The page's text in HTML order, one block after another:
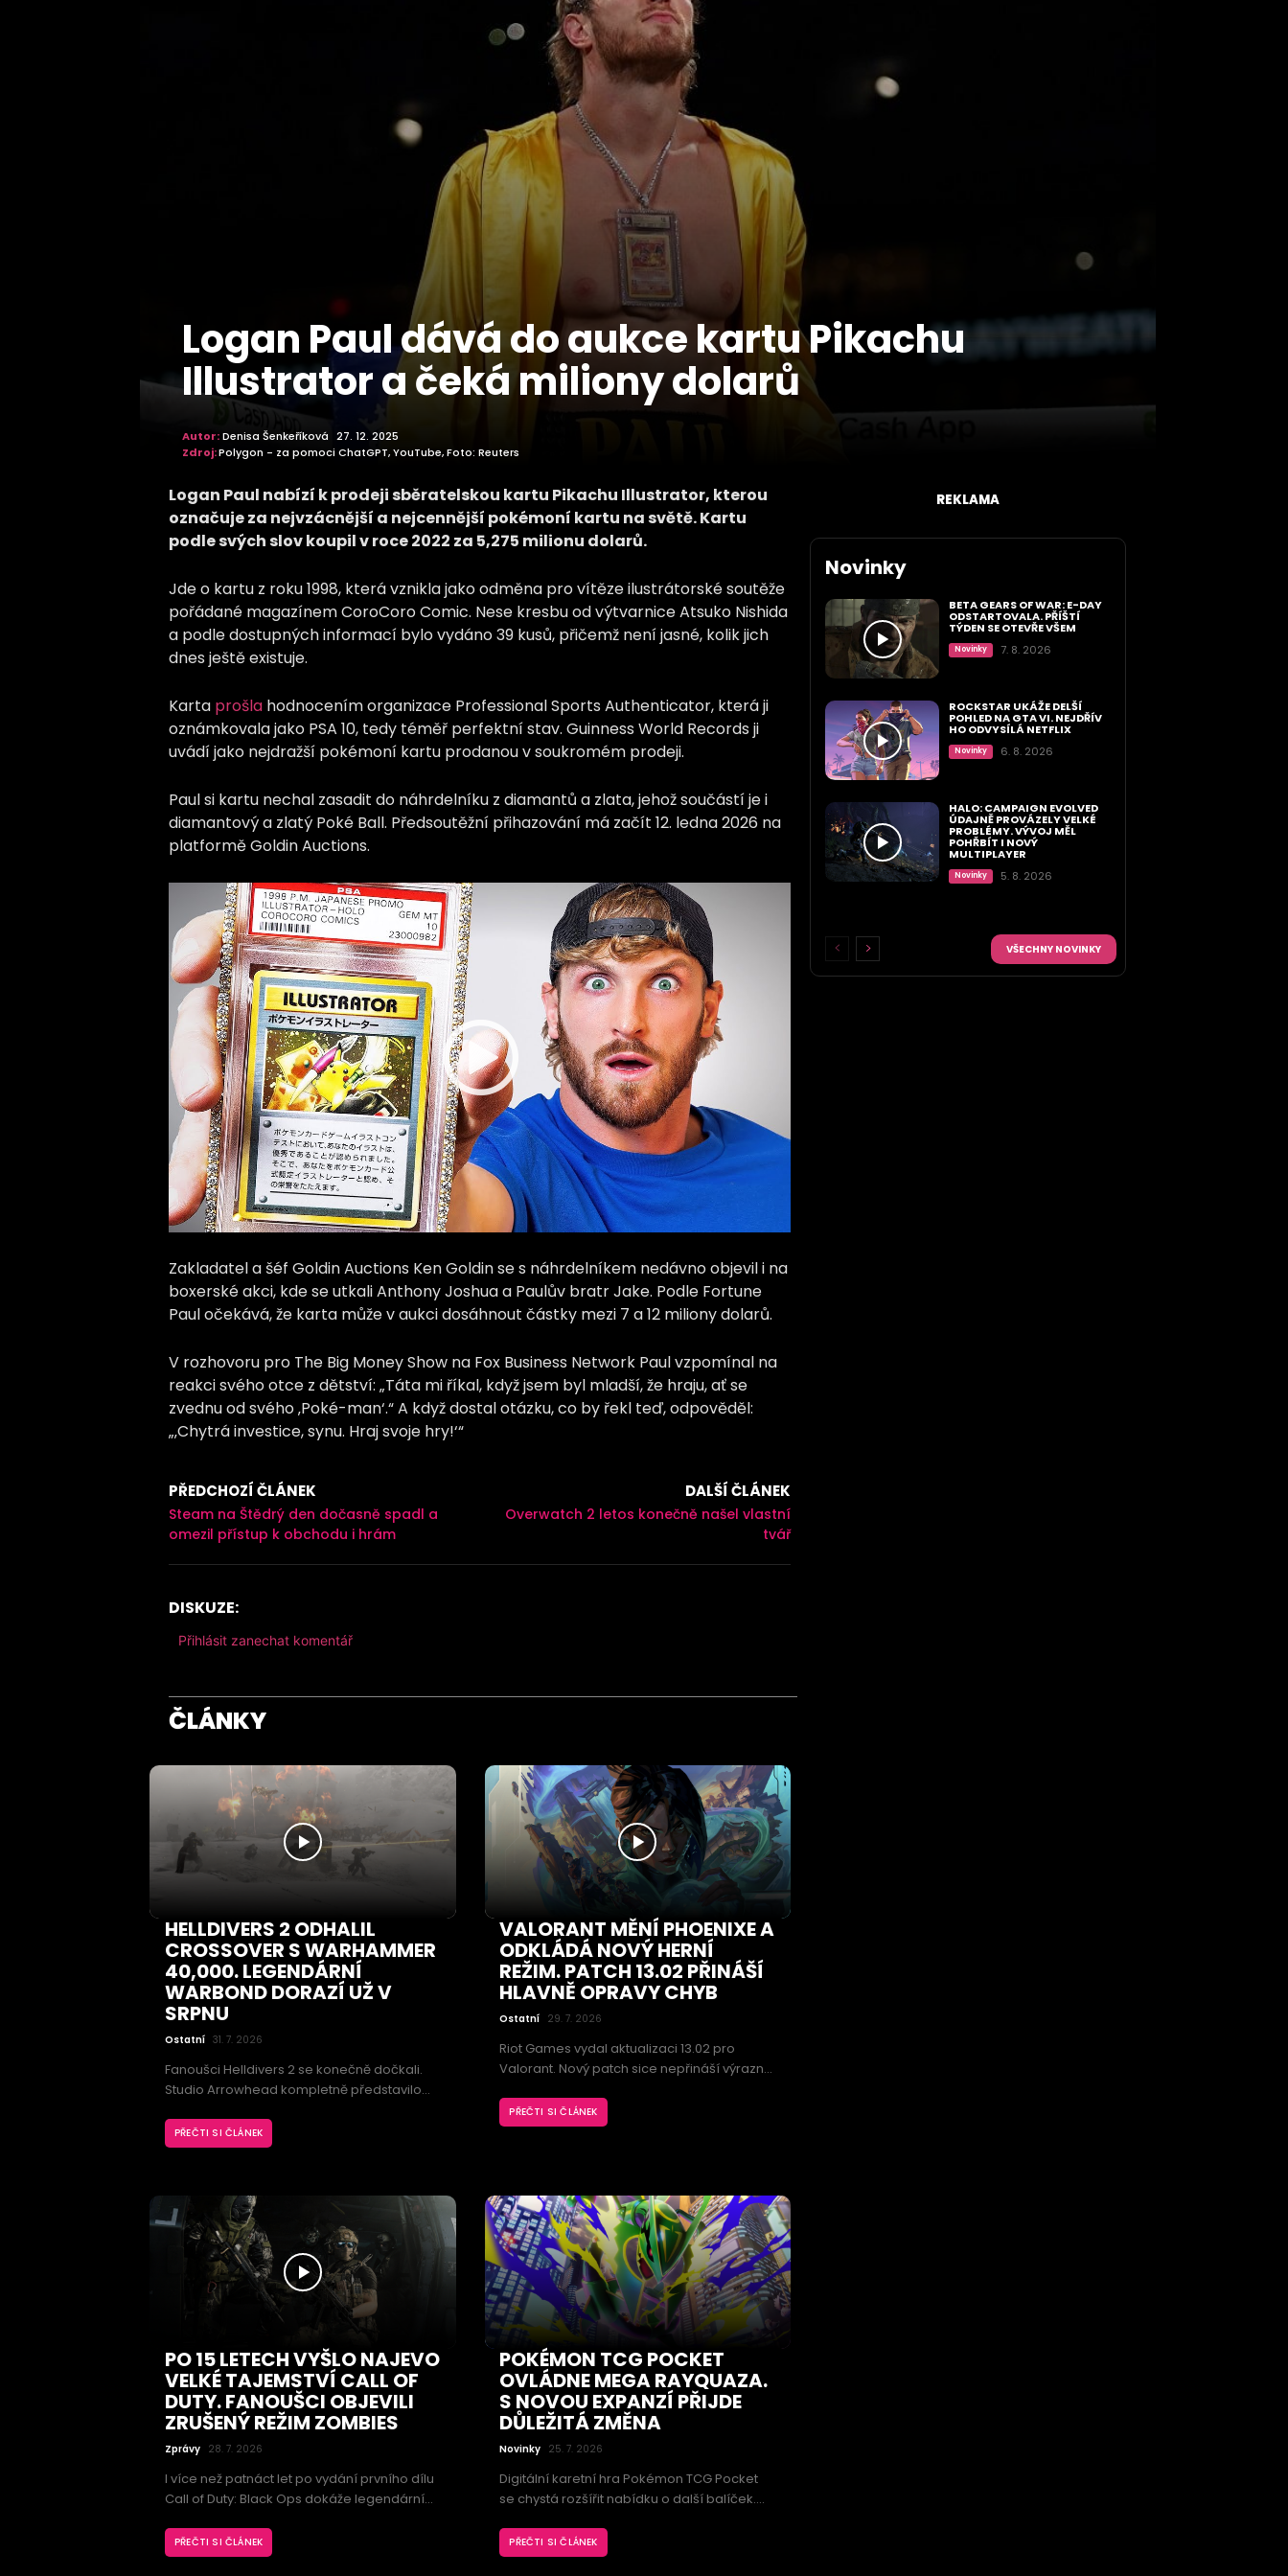
Logan Paul dává do aukce kartu Pikachu
Illustrator a čeká miliony dolarů
Autor:Denisa Šenkeříková 27. 12. 2025
Zdroj:Polygon - za pomoci ChatGPT, YouTube, Foto: Reuters
Logan Paul nabízí k prodeji sběratelskou kartu Pikachu Illustrator, kterou
označuje za nejvzácnější a nejcennější pokémoní kartu na světě. Kartu
podle svých slov koupil v roce 2022 za 5,275 milionu dolarů.
Jde o kartu z roku 1998, která vznikla jako odměna pro vítěze ilustrátorské soutěže
pořádané magazínem CoroCoro Comic. Nese kresbu od výtvarnice Atsuko Nishida
a podle dostupných informací bylo vydáno 39 kusů, přičemž není jasné, kolik jich
dnes ještě existuje.
Karta prošla hodnocením organizace Professional Sports Authenticator, která ji
oznámkovala jako PSA 10, tedy téměř perfektní stav. Guinness World Records ji
uvádí jako nejdražší pokémoní kartu prodanou v soukromém prodeji.
Paul si kartu nechal zasadit do náhrdelníku z diamantů a zlata, jehož součástí je i
diamantový a zlatý Poké Ball. Předsoutěžní přihazování má začít 12. ledna 2026 na
platformě Goldin Auctions.
Zakladatel a šéf Goldin Auctions Ken Goldin se s náhrdelníkem nedávno objevil i na
boxerské akci, kde se utkali Anthony Joshua a Paulův bratr Jake. Podle Fortune
Paul očekává, že karta může v aukci dosáhnout částky mezi 7 a 12 miliony dolarů.
V rozhovoru pro The Big Money Show na Fox Business Network Paul vzpomínal na
reakci svého otce z dětství: „Táta mi říkal, když jsem byl mladší, že hraju, ať se
zvednu od svého ‚Poké-man‘.“ A když dostal otázku, co by řekl teď, odpověděl:
„‚Chytrá investice, synu. Hraj svoje hry!‘“
PŘEDCHOZÍ ČLÁNEK
Steam na Štědrý den dočasně spadl a
omezil přístup k obchodu i hrám
DALŠÍ ČLÁNEK
Overwatch 2 letos konečně našel vlastní
tvář
DISKUZE:
Přihlásit zanechat komentář
ČLÁNKY
HELLDIVERS 2 ODHALIL
CROSSOVER S WARHAMMER
40,000. LEGENDÁRNÍ
WARBOND DORAZÍ UŽ V
SRPNU
Ostatní 31. 7. 2026
Fanoušci Helldivers 2 se konečně dočkali.
Studio Arrowhead kompletně představilo
Warhammer 40,000, který přinese nový
Legendary Warbond nazvaný Castellan's
stratagem inspirovaný elitními jednotkami
Cadian Kasrkin.
PŘEČTI SI ČLÁNEK
VALORANT MĚNÍ PHOENIXE A
ODKLÁDÁ NOVÝ HERNÍ
REŽIM. PATCH 13.02 PŘINÁŠÍ
HLAVNĚ OPRAVY CHYB
Ostatní 29. 7. 2026
Riot Games vydal aktualizaci 13.02 pro
Valorant. Nový patch sice nepřináší výrazné
důležitou úpravu oblíbeného agenta
Phoenixe. Fanoušky navíc zklamalo
PŘEČTI SI ČLÁNEK
PO 15 LETECH VYŠLO NAJEVO
VELKÉ TAJEMSTVÍ CALL OF
DUTY. FANOUŠCI OBJEVILI
ZRUŠENÝ REŽIM ZOMBIES
Zprávy 28. 7. 2026
I více než patnáct let po vydání prvního dílu
Call of Duty: Black Ops dokáže legendární
dosud neznámý herní režim Zombies, který
se do finální verze nikdy nedostal. Nehotový
PŘEČTI SI ČLÁNEK
POKÉMON TCG POCKET
OVLÁDNE MEGA RAYQUAZA.
S NOVOU EXPANZÍ PŘIJDE
DŮLEŽITÁ ZMĚNA
Novinky 25. 7. 2026
Digitální karetní hra Pokémon TCG Pocket
se chystá rozšířit nabídku o další balíček.
Rayquaza, vedle nových karet však přinese
také změny, které ovlivní otevírání balíčků a
PŘEČTI SI ČLÁNEK
REKLAMA
Novinky
BETA GEARS OF WAR: E-DAY
ODSTARTOVALA. PŘÍŠTÍ
TÝDEN SE OTEVŘE VŠEM
Novinky 7. 8. 2026
ROCKSTAR UKÁŽE DELŠÍ
POHLED NA GTA VI. NEJDŘÍV
HO ODVYSÍLÁ NETFLIX
Novinky 6. 8. 2026
HALO: CAMPAIGN EVOLVED
ÚDAJNĚ PROVÁZELY VELKÉ
PROBLÉMY. VÝVOJ MĚL
POHŘBÍT I NOVÝ
MULTIPLAYER
Novinky 5. 8. 2026
VŠECHNY NOVINKY